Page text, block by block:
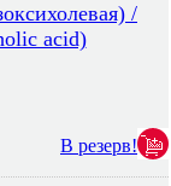
/
acid)
В резерв!